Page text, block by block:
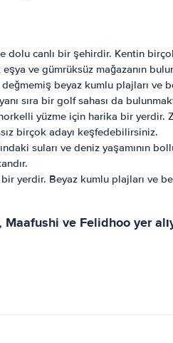
canlı bir şehirdir. Kentin
ve gümrüksüz mağazanın
beyaz kumlu plajları ve
sıra bir golf sahası da
yüzme için harika bir yerdir.
birçok adayı keşfedebilirsiniz.
suları ve deniz yaşamının
Beyaz kumlu plajları ve
ve Felidhoo yer